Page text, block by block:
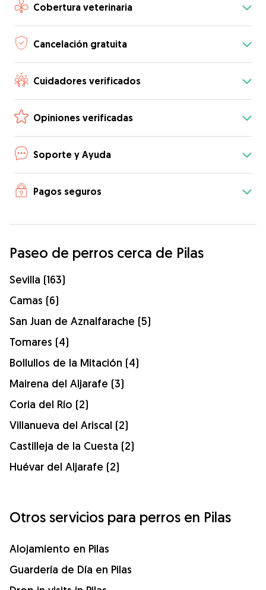
Cobertura veterinaria
Cancelación gratuita
Cuidadores verificados
Opiniones verificadas
Soporte y Ayuda
Pagos seguros
Paseo de perros cerca de Pilas
Sevilla (163)
Camas (6)
San Juan de Aznalfarache (5)
Tomares (4)
Bollullos de la Mitación (4)
Mairena del Aljarafe (3)
Coria del Río (2)
Villanueva del Ariscal (2)
Castilleja de la Cuesta (2)
Huévar del Aljarafe (2)
Otros servicios para perros en Pilas
Alojamiento en Pilas
Guardería de Día en Pilas